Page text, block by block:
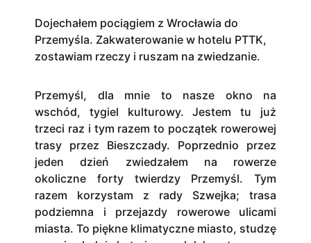
Dojechałem pociągiem z Wrocławia do
Przemyśla. Zakwaterowanie w hotelu PTTK,
zostawiam rzeczy i ruszam na zwiedzanie.
Przemyśl, dla mnie to nasze okno na
wschód, tygiel kulturowy. Jestem tu już
trzeci raz i tym razem to początek rowerowej
trasy przez Bieszczady. Poprzednio przez
jeden dzień zwiedzałem na rowerze
okoliczne forty twierdzy Przemyśl. Tym
razem korzystam z rady Szwejka; trasa
podziemna i przejazdy rowerowe ulicami
miasta. To piękne klimatyczne miasto, studzę